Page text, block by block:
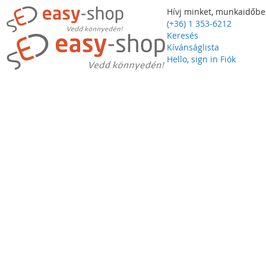
Hívj minket,
(+36) 1 353-6212
Keresés
Kívánságlista
Hello, sign in Fiók